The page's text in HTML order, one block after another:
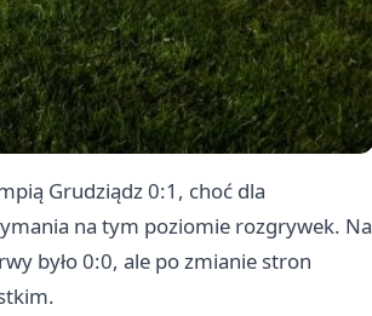
Grudziądz0:1, choć dla
na tym poziomie rozgrywek. Na
było 0:0, ale po zmianie stron